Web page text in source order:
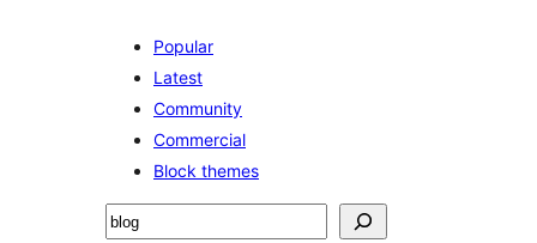
Popular
Latest
Community
Commercial
Block themes
ค้นหา